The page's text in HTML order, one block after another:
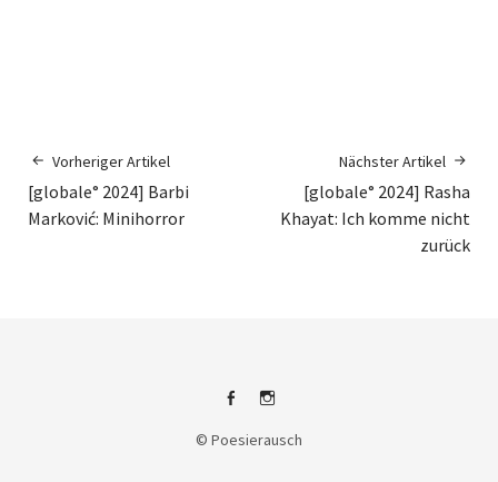
Vorheriger Artikel
[globale° 2024] Barbi
Marković: Minihorror
Nächster Artikel
[globale° 2024] Rasha
Khayat: Ich komme nicht
zurück
FacebookInstagram
© Poesierausch